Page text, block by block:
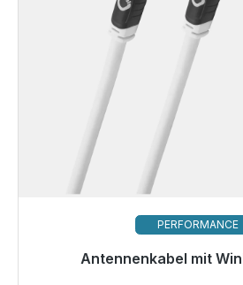
PERFORMANCE
Antennenkabel mit
Sofort versandfertig,